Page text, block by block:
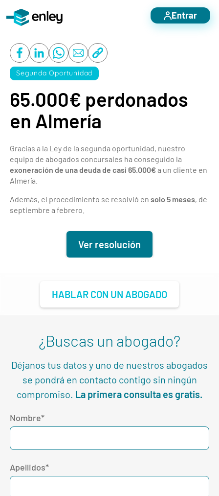
Otros servicios
Nosotros
Blog
Casos de éxito
Contacto
Entrar
Segunda Oportunidad
65.000€ perdonados
en Almería
Gracias a la Ley de la segunda oportunidad, nuestro
equipo de abogados concursales ha conseguido la
exoneración de una deuda de casi 65.000€a un cliente en
Almería.
Además, el procedimiento se resolvió en solo 5 meses, de
septiembre a febrero.
Ver resolución
HABLAR CON UN ABOGADO
¿Buscas un abogado?
Déjanos tus datos y uno de nuestros abogados
se pondrá en contacto contigo sin ningún
compromiso. La primera consulta es gratis.
Nombre*
Apellidos*